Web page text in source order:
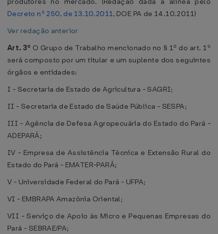
Decreto nº 250, de 13.10.2011, DOE PA de 14.10.2011)
Ver redação anterior
Art. 3º O Grupo de Trabalho mencionado no § 1º do art. 1º
será composto por um titular e um suplente dos seguintes
órgãos e entidades:
I - Secretaria de Estado de Agricultura - SAGRI;
II - Secretaria de Estado de Saúde Pública - SESPA;
III - Agência de Defesa Agropecuária do Estado do Pará -
ADEPARÁ;
IV - Empresa de Assistência Técnica e Extensão Rural do
Estado do Pará - EMATER-PARÁ;
V - Universidade Federal do Pará - UFPA;
VI - EMBRAPA Amazônia Oriental;
VII - Serviço de Apoio às Micro e Pequenas Empresas do
Pará - SEBRAE/PA;